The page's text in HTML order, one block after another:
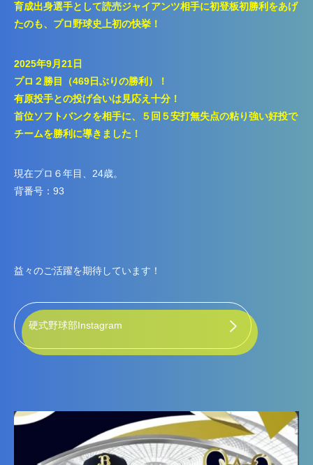
育成出身選手として読売ジャイアンツ相手に初登板初勝利をあげ
たのも、プロ野球史上初の快挙！
2025年9月21日
プロ２勝目（469日ぶりの勝利）！
有原投手との投げ合いは見応え十分！
首位ソフトバンクを相手に、５回５安打無失点の粘り強い好投で
チームを勝利に導きました！
現在プロ６年目、24歳。
背番号：93
益々のご活躍を期待しています！
硬式野球部Instagram